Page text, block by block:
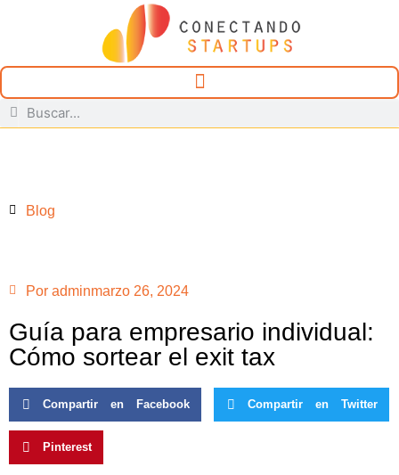
Blog
Por adminmarzo 26, 2024
Guía para empresario individual:
Cómo sortear el exit tax
Compartir en Facebook Compartir en Twitter
Pinterest